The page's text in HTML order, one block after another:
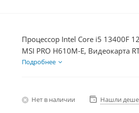
Процессор Intel Core i5 13400F
MSI PRO H610M-E, Видеокарта
SSD 500Гб, БП 850Вт
Подробнее
Нет в наличии Нашли